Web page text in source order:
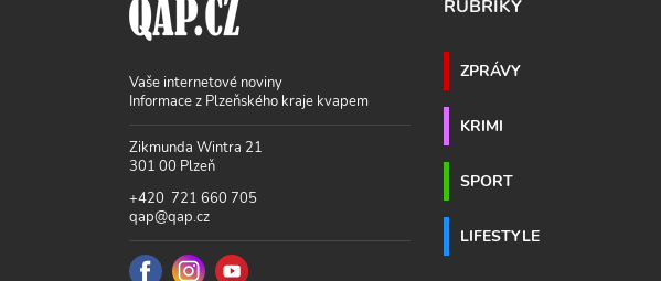
Vaše internetové noviny
Informace z Plzeňského kraje kvapem
Zikmunda Wintra 21
301 00 Plzeň
+420 721 660 705
qap@qap.cz
RUBRIKY
ZPRÁVY
KRIMI
SPORT
LIFESTYLE